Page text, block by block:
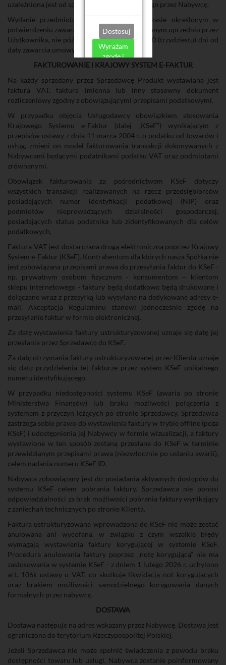
uzależniona jest od sposobu dostawy wybranego przez Nabywcę.
Wydanie przedmiotu Umowy nastąpi w czasie określonym w
potwierdzeniu zawarcia Umowy i zaakceptowanym uprzednio przez
Użytkownika, nie później jednak niż w ciągu 30 (trzydziestu) dni od
daty zawarcia umowy.
FAKTUROWANIE I KRAJOWY SYSTEM E-FAKTUR
Na każdy sprzedany przez Sprzedawcę Produkt wystawiana jest
faktura VAT, faktura imienna lub inny stosowny dokument
rozliczeniowy zgodny z obowiązującymi przepisami podatkowymi.
W przypadku objęcia Usługodawcy obowiązkiem stosowania
Krajowego Systemu e-Faktur (dalej „KSeF”) wynikającym z
przepisów ustawy z dnia 11 marca 2004 r. o podatku od towarów i
usług, zmieni on model fakturowania transakcji dokonywanych z
Nabywcami będącymi podatnikami podatku VAT oraz podmiotami
zrównanymi.
Obowiązek fakturowania za pośrednictwem KSeF dotyczy
wszystkich transakcji realizowanych na rzecz przedsiębiorców
posiadających numer identyfikacji podatkowej (NIP) oraz
podmiotów nieprowadzących działalności gospodarczej,
posiadających status podatnika lub zidentyfikowanych dla celów
podatkowych,
Faktura VAT jest dostarczana drogą elektroniczną poprzez Krajowy
System e-Faktur (KSeF). Kontrahentom dla których nasza Spółka nie
jest zobowiązana przepisami prawa do przesyłania faktur do KSeF -
np. prywatnym osobom fizycznym - konsumentom – klientom
sklepu internetowego - faktury będą dodatkowo będą drukowane i
dołączane wraz z przesyłką lub wysyłane na dedykowane adresy e-
mail. Akceptacja Regulaminu stanowi jednocześnie zgodę na
przesyłanie faktur w formie elektronicznej.
Za datę wystawienia faktury ustrukturyzowanej uznaje się datę jej
przesłania przez Sprzedawcę do KSeF.
Za datę otrzymania faktury ustrukturyzowanej przez Klienta uznaje
się datę przydzielenia tej fakturze przez system KSeF unikalnego
numeru identyfikującego.
W przypadku niedostępności systemu KSeF (awaria po stronie
Ministerstwa Finansów) lub braku możliwości połączenia z
systemem z przyczyn leżących po stronie Sprzedawcy, Sprzedawca
zastrzega sobie prawo do wystawienia faktury w trybie offline (poza
KSeF) i udostępnienia jej Nabywcy w formie wizualizacji, a faktury
wystawione w ten sposób zostaną przesłane do KSeF w terminie
przewidzianym przepisami prawa (niezwłocznie po ustaniu awarii),
celem nadania numeru KSeF ID.
Nabywca zobowiązany jest do posiadania aktywnych dostępów do
systemu KSeF celem pobrania faktury. Sprzedawca nie ponosi
odpowiedzialności za brak możliwości pobrania faktury wynikający
z zaniechań technicznych po stronie Klienta.
Faktura ustrukturyzowana wprowadzona do KSeF nie może zostać
anulowana ani wycofana, w związku z czym wszelkie błędy
wymagają wystawienia faktury korygującej w systemie KSeF.
Procedura anulowania faktury poprzez „notę korygującą” nie ma
zastosowania w systemie KSeF - z dniem 1 lutego 2026 r. uchylono
art. 106k ustawy o VAT, co skutkuje likwidacją not korygujących
oraz brakiem możliwości samodzielnego korygowania danych
formalnych przez nabywcę.
DOSTAWA
Dostawa następuje na adres wskazany przez Nabywcę. Dostawa jest
ograniczona do terytorium Rzeczypospolitej Polskiej.
Jeżeli Sprzedawca nie może spełnić świadczenia z powodu braku
dostępności towaru lub usługi, Nabywca zostanie poinformowany
Dostosuj
Wyrażam
zgodę i
akceptuję